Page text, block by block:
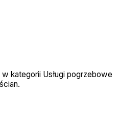
kategorii Usługi pogrzebowe